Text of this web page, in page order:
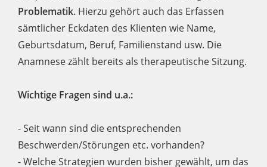
Problematik. Hierzu gehört auch das Erfassen
sämtlicher Eckdaten des Klienten wie Name,
Geburtsdatum, Beruf, Familienstand usw. Die
Anamnese zählt bereits als therapeutische Sitzung.
Wichtige Fragen sind u.a.:
- Seit wann sind die entsprechenden
Beschwerden/Störungen etc. vorhanden?
- Welche Strategien wurden bisher gewählt, um das